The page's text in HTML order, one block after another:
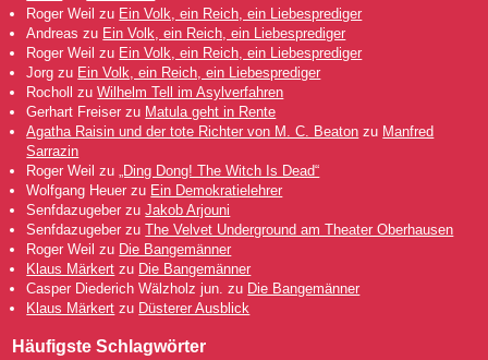
Roger Weil zu Ein Volk, ein Reich, ein Liebesprediger
Andreas zu Ein Volk, ein Reich, ein Liebesprediger
Roger Weil zu Ein Volk, ein Reich, ein Liebesprediger
Jorg zu Ein Volk, ein Reich, ein Liebesprediger
Rocholl
zuWilhelm Tell im Asylverfahren
Gerhart Freiser zu Matula geht in Rente
Agatha Raisin und der tote Richter von M. C. Beaton zu Manfred
Sarrazin
Roger Weil zu
„Ding Dong! The Witch Is Dead“
Wolfgang Heuer zu Ein Demokratielehrer
Senfdazugeber zuJakob Arjouni
Senfdazugeber zuThe Velvet Underground am Theater Oberhausen
Roger Weil zu Die Bangemänner
Klaus Märkert zu Die Bangemänner
Casper Diederich Wälzholz jun. zu Die Bangemänner
Klaus Märkert zu Düsterer Ausblick
Häufigste Schlagwörter